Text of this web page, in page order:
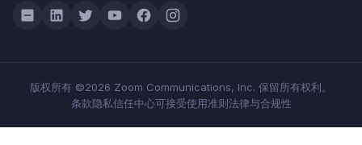
版权所有 ©2026 Zoom Communications, Inc. 保留所有权利。
条款隐私信任中心可接受使用准则法律与合规性